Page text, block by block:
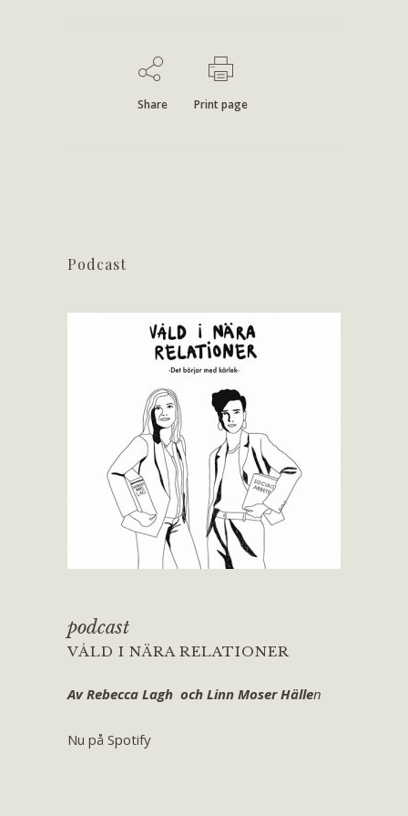
Share Print page
Podcast
podcast
VÅLD I NÄRA RELATIONER
Av Rebecca Lagh och Linn Moser Hällen
Nu på Spotify